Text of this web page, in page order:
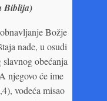
Biblija)
Božje
nade, u osudi
obećanja
njegovo će ime
vodeća misao